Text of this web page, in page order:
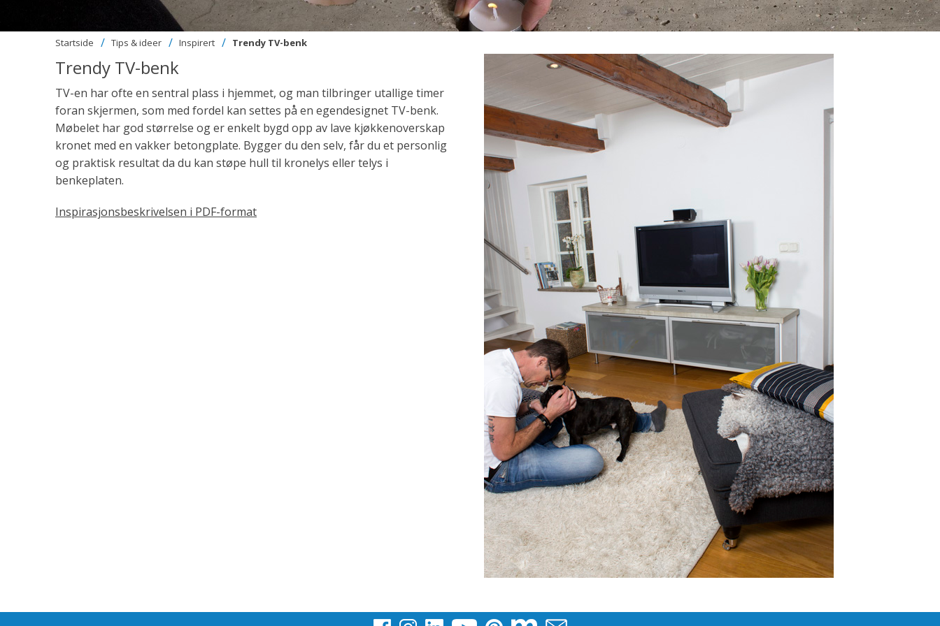
Startside Tips & ideer Inspirert Trendy TV-benk
Trendy TV-benk
TV-en har ofte en sentral plass i hjemmet, og man tilbringer utallige timer
foran skjermen, som med fordel kan settes på en egendesignet TV-benk.
Møbelet har god størrelse og er enkelt bygd opp av lave kjøkkenoverskap
kronet med en vakker betongplate. Bygger du den selv, får du et personlig
og praktisk resultat da du kan støpe hull til kronelys eller telys i
benkeplaten.
Inspirasjonsbeskrivelsen i PDF-format